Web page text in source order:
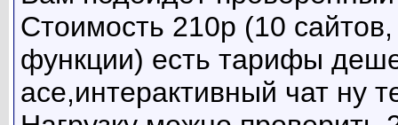
Стоимость 210р (10
функции) есть тарифы
асе,интерактивный чат ну